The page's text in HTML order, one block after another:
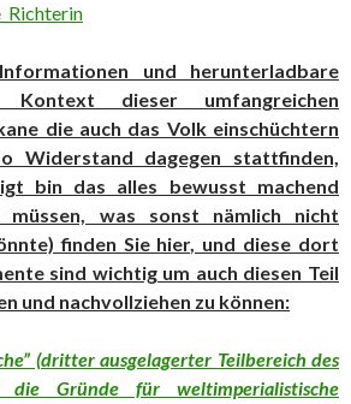
und herunterladbare
Kontext dieser umfangreichen
die auch das Volk einschüchtern
Widerstand dagegen stattfinden,
bin das alles bewusst machend
was sonst nämlich nicht
finden Sie hier, und diese dort
sind wichtig um auch diesen Teil
und nachvollziehen zu können:
(dritter ausgelagerter Teilbereich des
die Gründe für weltimperialistische